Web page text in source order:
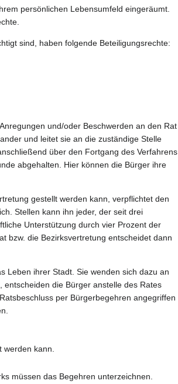
persönlichen Lebensumfeld eingeräumt.
sind, haben folgende Beteiligungsrechte:
und/oder Beschwerden an den Rat
und leitet sie an die zuständige Stelle
über den Fortgang des Verfahrens
abgehalten. Hier können die Bürger ihre
gestellt werden kann, verpflichtet den
Stellen kann ihn jeder, der seit drei
Unterstützung durch vier Prozent der
bzw. die Bezirksvertretung entscheidet dann
Leben ihrer Stadt. Sie wenden sich dazu an
die Bürger anstelle des Rates
per Bürgerbegehren angegriffen
kann.
müssen das Begehren unterzeichnen.